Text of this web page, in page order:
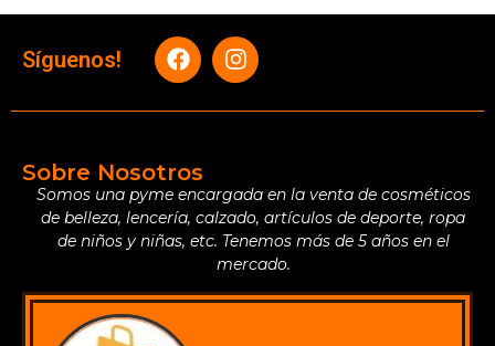
Síguenos!
Sobre Nosotros
Somos una pyme encargada en la venta de cosméticos
de belleza, lencería, calzado, artículos de deporte, ropa
de niños y niñas, etc. Tenemos más de 5 años en el
mercado.